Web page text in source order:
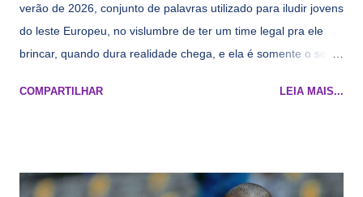
verão de 2026, conjunto de palavras utilizado para iludir jovens
do leste Europeu, no vislumbre de ter um time legal pra ele
brincar, quando dura realidade chega, e ela é somente o seu
cara de decrépito, mas que aparentemente ainda é jovem.
vezes a gente esquece mesmo. Então, como diria o Marcelo
COMPARTILHAR LEIA MAIS...